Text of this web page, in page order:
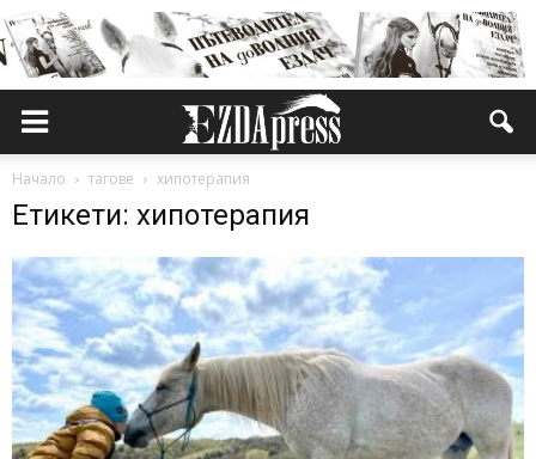
Начало тагове хипотерапия
Етикети: хипотерапия